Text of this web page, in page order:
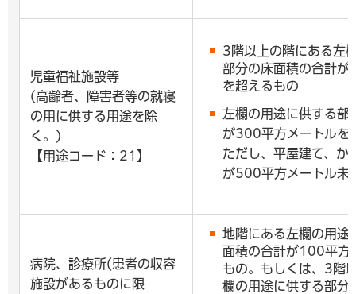
児童福祉施設等
(高齢者、障害者等の就寝
の用に供する用途を除
く。)
【用途コード：21】
3階以上の階にある左
部分の床面積の合計
を超えるもの
左欄の用途に供する部
が300平方メートルを
ただし、平屋建て、か
が500平方メートル未
病院、診療所(患者の収容
施設があるものに限
地階にある左欄の用途
面積の合計が100平方
もの。もしくは、3階
欄の用途に供する部分